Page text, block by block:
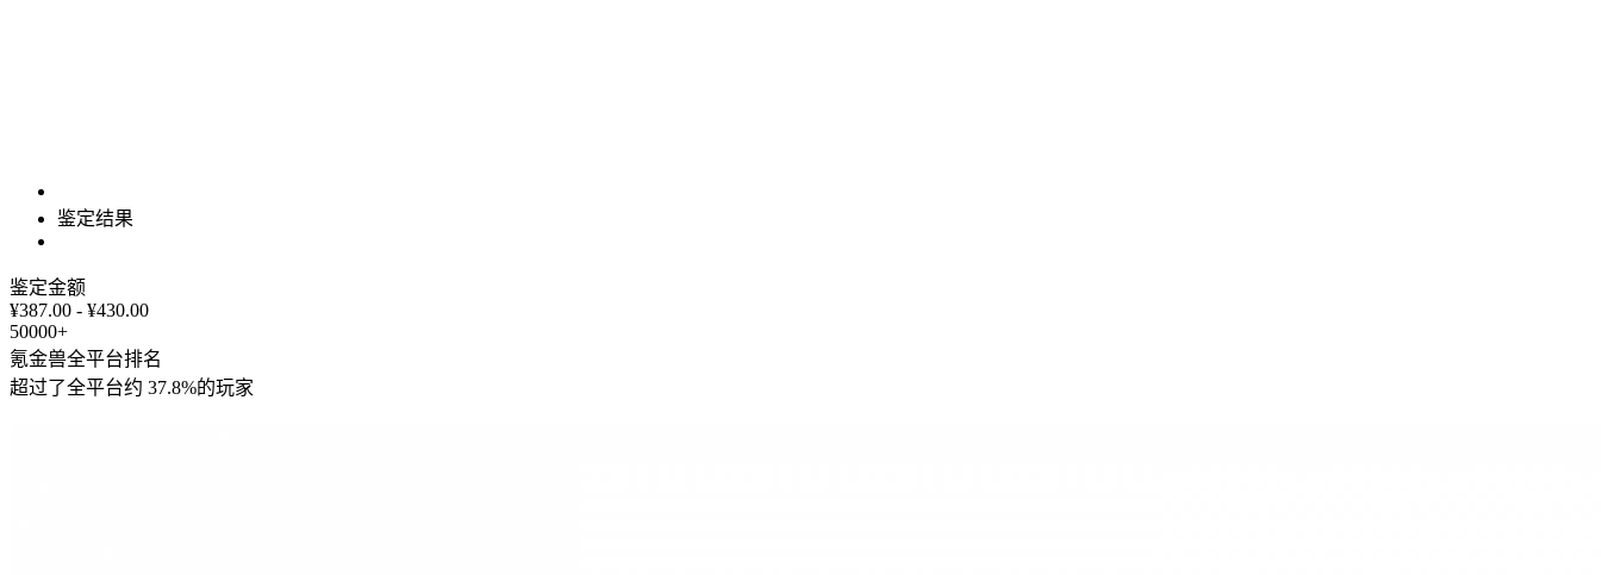
鉴定结果
鉴定金额
¥387.00 - ¥430.00
50000+
氪金兽全平台排名
超过了全平台约 37.8%的玩家